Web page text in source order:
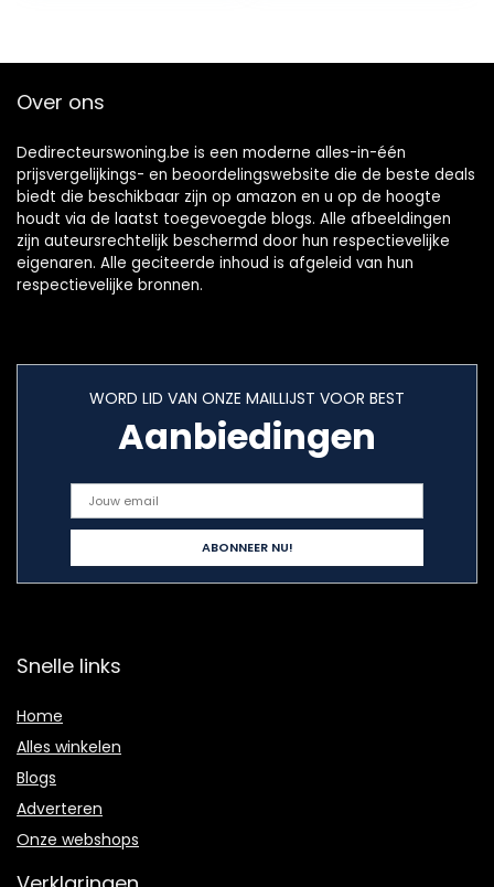
Over ons
Dedirecteurswoning.be is een moderne alles-in-één
prijsvergelijkings- en beoordelingswebsite die de beste deals
biedt die beschikbaar zijn op amazon en u op de hoogte
houdt via de laatst toegevoegde blogs. Alle afbeeldingen
zijn auteursrechtelijk beschermd door hun respectievelijke
eigenaren. Alle geciteerde inhoud is afgeleid van hun
respectievelijke bronnen.
WORD LID VAN ONZE MAILLIJST VOOR BEST
Aanbiedingen
Snelle links
Home
Alles winkelen
Blogs
Adverteren
Onze webshops